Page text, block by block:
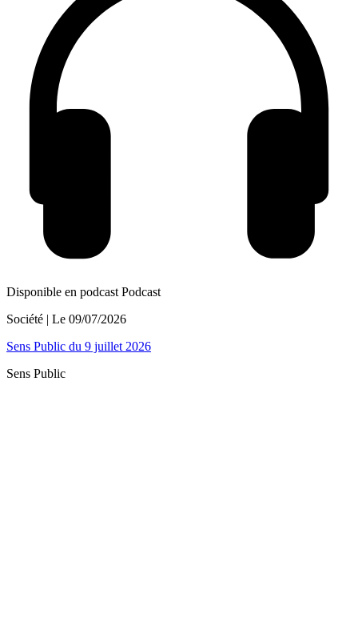
Disponible en podcast Podcast
Société | Le 09/07/2026
Sens Public du 9 juillet 2026
Sens Public